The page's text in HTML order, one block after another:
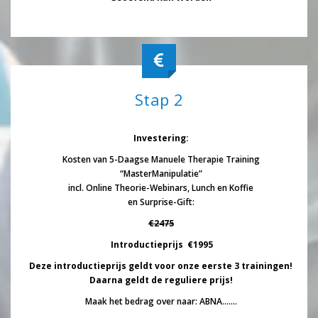
Stap 2
Investering:
Kosten van 5-Daagse Manuele Therapie Training
“MasterManipulatie”
incl. Online Theorie-Webinars, Lunch en Koffie
en Surprise-Gift:
€2475
Introductieprijs €1995
Deze introductieprijs geldt voor onze eerste 3 trainingen!
Daarna geldt de reguliere prijs!
Maak het bedrag over naar: ABNA…….